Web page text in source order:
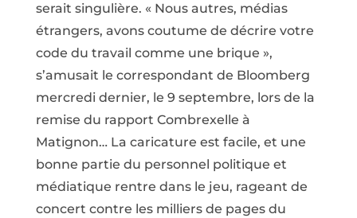
serait singulière. « Nous autres, médias
étrangers, avons coutume de décrire votre
code du travail comme une brique »,
s’amusait le correspondant de Bloomberg
mercredi dernier, le 9 septembre, lors de la
remise du rapport Combrexelle à
Matignon… La caricature est facile, et une
bonne partie du personnel politique et
médiatique rentre dans le jeu, rageant de
concert contre les milliers de pages du